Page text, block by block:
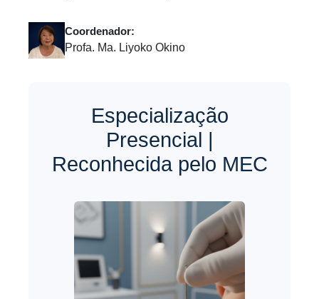
Coordenador:
Profa. Ma. Liyoko Okino
Especialização
Presencial |
Reconhecida pelo MEC